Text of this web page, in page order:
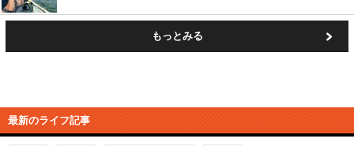
もっとみる
最新のライフ記事